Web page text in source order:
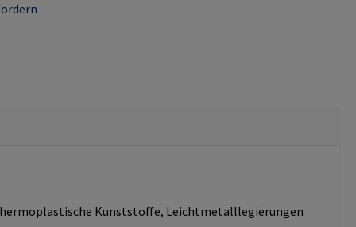
Kunststoffe, Leichtmetalllegierungen